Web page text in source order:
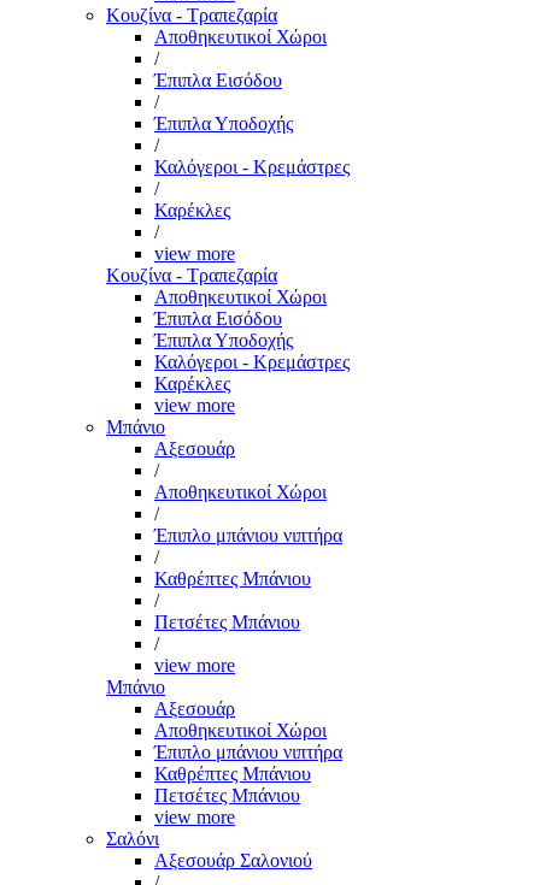
Κουζίνα - Τραπεζαρία
Αποθηκευτικοί Χώροι
/
Έπιπλα Εισόδου
/
Έπιπλα Υποδοχής
/
Καλόγεροι - Κρεμάστρες
/
Καρέκλες
/
view more
Κουζίνα - Τραπεζαρία
Αποθηκευτικοί Χώροι
Έπιπλα Εισόδου
Έπιπλα Υποδοχής
Καλόγεροι - Κρεμάστρες
Καρέκλες
view more
Μπάνιο
Αξεσουάρ
/
Αποθηκευτικοί Χώροι
/
Έπιπλο μπάνιου νιπτήρα
/
Καθρέπτες Μπάνιου
/
Πετσέτες Μπάνιου
/
view more
Μπάνιο
Αξεσουάρ
Αποθηκευτικοί Χώροι
Έπιπλο μπάνιου νιπτήρα
Καθρέπτες Μπάνιου
Πετσέτες Μπάνιου
view more
Σαλόνι
Αξεσουάρ Σαλονιού